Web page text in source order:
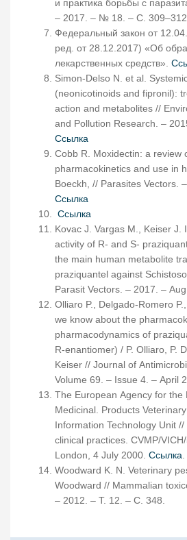
и практика борьбы с
– 2017. – № 18. – С. 309–312
Федеральный закон от
ред. от 28.12.2017) «Об
лекарственных средств».
Simon-Delso N. et al.
(neonicotinoids and fipronil):
action and metabolites //
and Pollution Research. –
Ссылка
Cobb R. Moxidectin: a review
pharmacokinetics and use in
Boeckh, // Parasites Vectors.
Ссылка
Ссылка
Kovac J. Vargas M., Keiser J.
activity of R- and S-
the main human metabolite
praziquantel against
Parasit Vectors. – 2017. –
Olliaro P., Delgado-Romero
we know about the
pharmacodynamics of
R-enantiomer) / P. Olliaro, P.
Keiser // Journal of
Volume 69. – Issue 4. – April
The European Agency for the
Medicinal. Products
Information Technology Unit
clinical practices. CVMP/
London, 4 July 2000. Ссылка
Woodward K. N. Veterinary
Woodward // Mammalian
– 2012. – Т. 12. – С. 348.